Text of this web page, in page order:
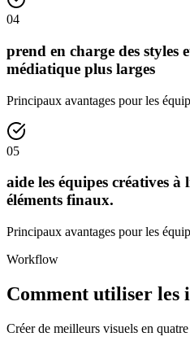
04
prend en charge des styles
médiatique plus larges
Principaux avantages pour les
05
aide les équipes créatives
éléments finaux.
Principaux avantages pour les
Workflow
Comment utiliser les
Créer de meilleurs visuels en quatre